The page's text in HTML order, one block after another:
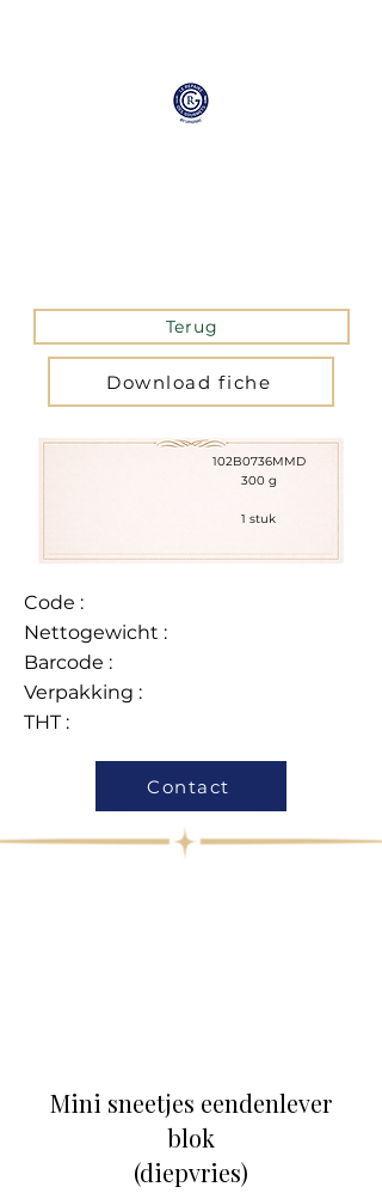
Terug
Download fiche
102B0736MMD
300 g
1 stuk
Code :
Nettogewicht :
Barcode :
Verpakking :
THT :
Contact
Mini sneetjes eendenlever
blok
(diepvries)